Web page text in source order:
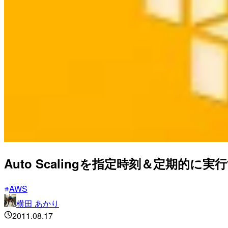
Auto Scalingを指定時刻＆定期的に実
AWS
横田 あかり
2011.08.17